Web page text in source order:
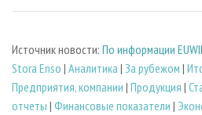
Источник новости: По информации
Stora Enso | Аналитика | За рубежом |
Предприятия, компании | Продукция |
отчеты | Финансовые показатели |